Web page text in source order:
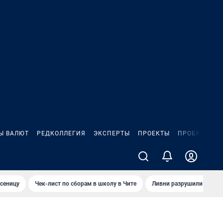
ВАЛЮТ РЕДКОЛЛЕГИЯ ЭКСПЕРТЫ ПРОЕКТЫ ПРОБКИ
Чек-лист по сборам в школу в Чите Ливни разрушили